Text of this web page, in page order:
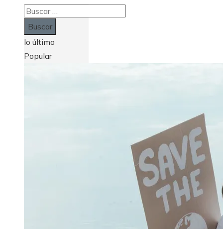
Buscar:
lo último
Popular